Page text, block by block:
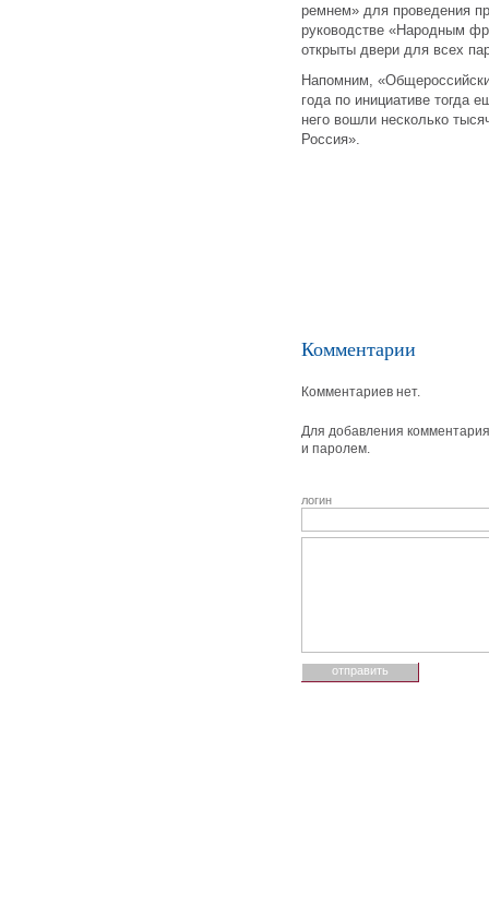
ремнем» для проведения
руководстве «Народным
открыты двери для всех
Напомним,
года по инициативе тогда
него вошли несколько
Россия».
Комментарии
Комментариев нет.
Для добавления
и паролем.
логин